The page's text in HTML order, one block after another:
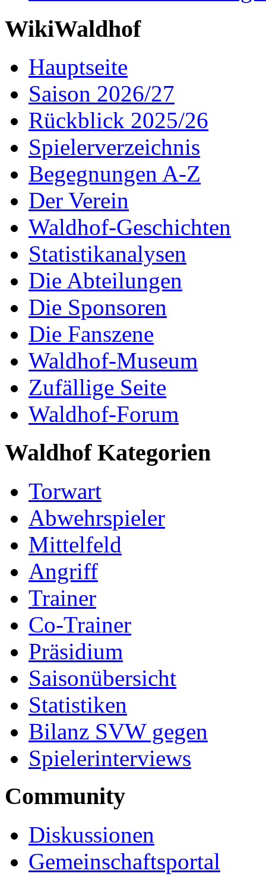
WikiWaldhof
Hauptseite
Saison 2026/27
Rückblick 2025/26
Spielerverzeichnis
Begegnungen A-Z
Der Verein
Waldhof-Geschichten
Statistikanalysen
Die Abteilungen
Die Sponsoren
Die Fanszene
Waldhof-Museum
Zufällige Seite
Waldhof-Forum
Waldhof Kategorien
Torwart
Abwehrspieler
Mittelfeld
Angriff
Trainer
Co-Trainer
Präsidium
Saisonübersicht
Statistiken
Bilanz SVW gegen
Spielerinterviews
Community
Diskussionen
Gemeinschaftsportal